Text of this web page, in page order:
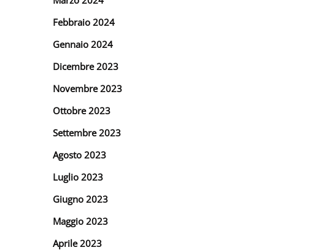
Febbraio 2024
Gennaio 2024
Dicembre 2023
Novembre 2023
Ottobre 2023
Settembre 2023
Agosto 2023
Luglio 2023
Giugno 2023
Maggio 2023
Aprile 2023